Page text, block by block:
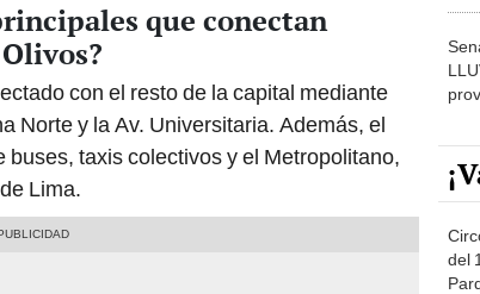
que conectan
con el resto de la capital mediante
Norte y la Av. Universitaria. Además, el
taxis colectivos y el Metropolitano,
Lima.
del